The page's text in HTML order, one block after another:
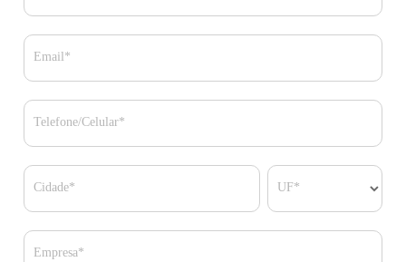
Email*
Telefone/Celular*
Cidade* UF*
Empresa*